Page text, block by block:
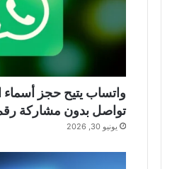
واتساب يتيح حجز
تواصل بدون مشاركة
يونيو 30, 2026